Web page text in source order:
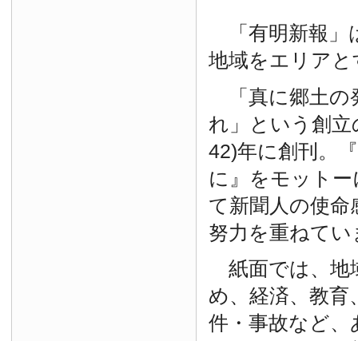
「有明新報」
地域をエリア
「真に郷土の
れ」という創
42)年に創刊。
に』をモット
て新聞人の使命
努力を重ねてい
紙面では、地
め、経済、教育
件・事故など